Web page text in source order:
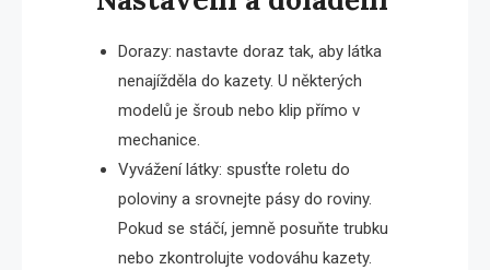
Dorazy: nastavte doraz tak, aby látka
nenajížděla do kazety. U některých
modelů je šroub nebo klip přímo v
mechanice.
Vyvážení látky: spusťte roletu do
poloviny a srovnejte pásy do roviny.
Pokud se stáčí, jemně posuňte trubku
nebo zkontrolujte vodováhu kazety.